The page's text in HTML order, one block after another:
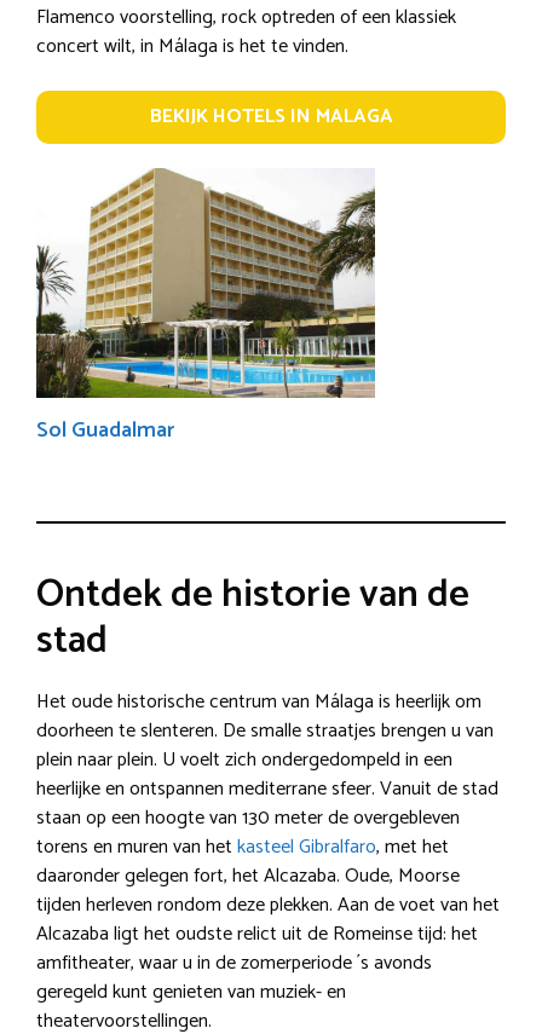
Flamenco voorstelling, rock optreden of een klassiek
concert wilt, in Málaga is het te vinden.
BEKIJK HOTELS IN MALAGA
Sol Guadalmar
Ontdek de historie van de
stad
Het oude historische centrum van Málaga is heerlijk om
doorheen te slenteren. De smalle straatjes brengen u van
plein naar plein. U voelt zich ondergedompeld in een
heerlijke en ontspannen mediterrane sfeer. Vanuit de stad
staan op een hoogte van 130 meter de overgebleven
torens en muren van hetkasteel Gibralfaro, met het
daaronder gelegen fort, het Alcazaba. Oude, Moorse
tijden herleven rondom deze plekken. Aan de voet van het
Alcazaba ligt het oudste relict uit de Romeinse tijd: het
amfitheater, waar u in de zomerperiode ´s avonds
geregeld kunt genieten van muziek- en
theatervoorstellingen.